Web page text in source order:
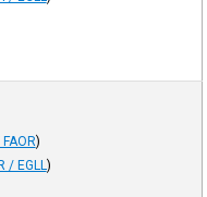
)
/ EGLL )